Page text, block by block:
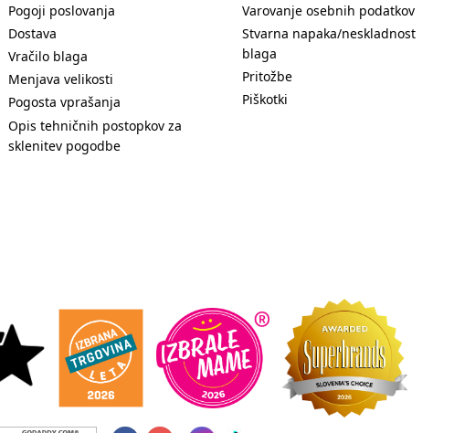
Pogoji poslovanja
Dostava
Vračilo blaga
Menjava velikosti
Pogosta vprašanja
Opis tehničnih postopkov za
sklenitev pogodbe
Varovanje osebnih podatkov
Stvarna napaka/neskladnost
blaga
Pritožbe
Piškotki